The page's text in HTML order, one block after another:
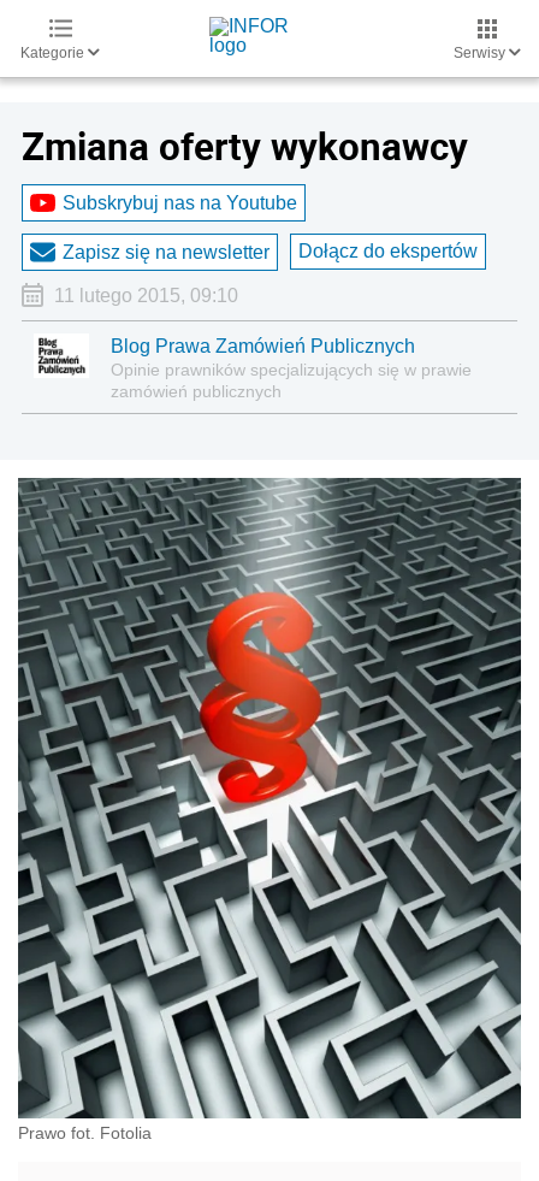
Kategorie Serwisy
Zmiana oferty wykonawcy
Subskrybuj nas na Youtube
Zapisz się na newsletter Dołącz do ekspertów
11 lutego 2015, 09:10
Blog Prawa Zamówień Publicznych
Opinie prawników specjalizujących się w prawie
zamówień publicznych
Prawo fot. Fotolia